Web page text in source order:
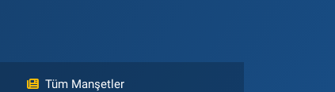
Tüm Manşetler